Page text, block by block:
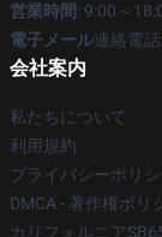
営業時間: 9:00～
電子メール連絡電
会社案内
私たちについて
利用規約
プライバシーポリ
DMCA - 著作権ポリ
カリフォルニア